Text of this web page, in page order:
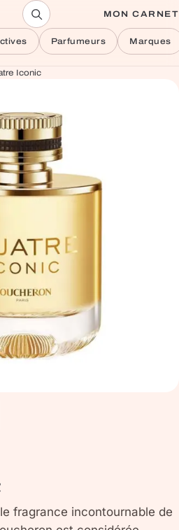
MON CARNET
Parfumeurs Marques
Iconic
fragrance incontournable de